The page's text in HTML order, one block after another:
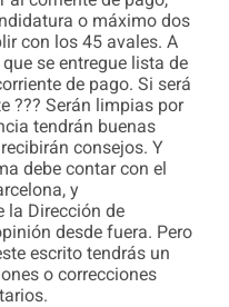
o máximo dos
con los 45 avales. A
se entregue lista de
de pago. Si será
??? Serán limpias por
tendrán buenas
consejos. Y
debe contar con el
y
la Dirección de
desde fuera. Pero
escrito tendrás un
o correcciones